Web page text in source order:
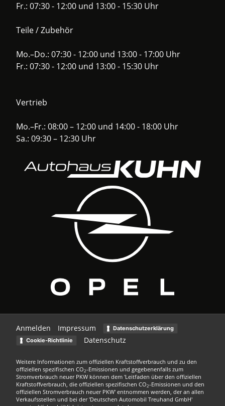
Fr.: 07:30 - 12:00 und 13:00 - 15:30 Uhr
Teile / Zubehör
Mo.–Do.: 07:30 - 12:00 und 13:00 - 17:00 Uhr
Fr.: 07:30 - 12:00 und 13:00 - 15:30 Uhr
Vertrieb
Mo.–Fr.: 08:00 – 12:00 und 14:00 - 18:00 Uhr
Sa.: 09:30 – 12:30 Uhr
Anmelden Impressum
Datenschutzerklärung
Cookie-Richtlinie
Datenschutz
Weitere Informationen zum offiziellen Kraftstoffverbrauch und zu den
offiziellen spezifischen CO2-Emissionen und gegebenenfalls zum
Stromverbrauch neuer PKW können dem 'Leitfaden über den offiziellen
Kraftstoffverbrauch, die offiziellen spezifischen CO2-Emissionen und den
offiziellen Stromverbrauch neuer PKW' entnommen werden, der an allen
Verkaufsstellen und bei der 'Deutschen Automobil Treuhand GmbH'